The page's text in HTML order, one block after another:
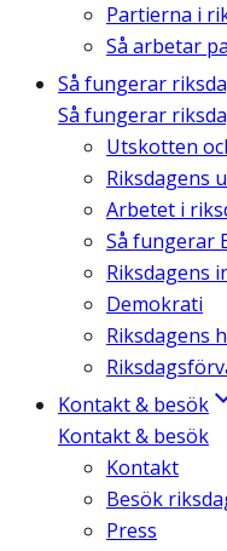
Partierna i
Så arbetar
Så fungerar
Så fungerar
Utskotten
Riksdagens
Arbetet i
Så fungerar
Riksdagens
Demokrati
Riksdagens
Kontakt & besök
Kontakt & besök
Kontakt
Besök
Press